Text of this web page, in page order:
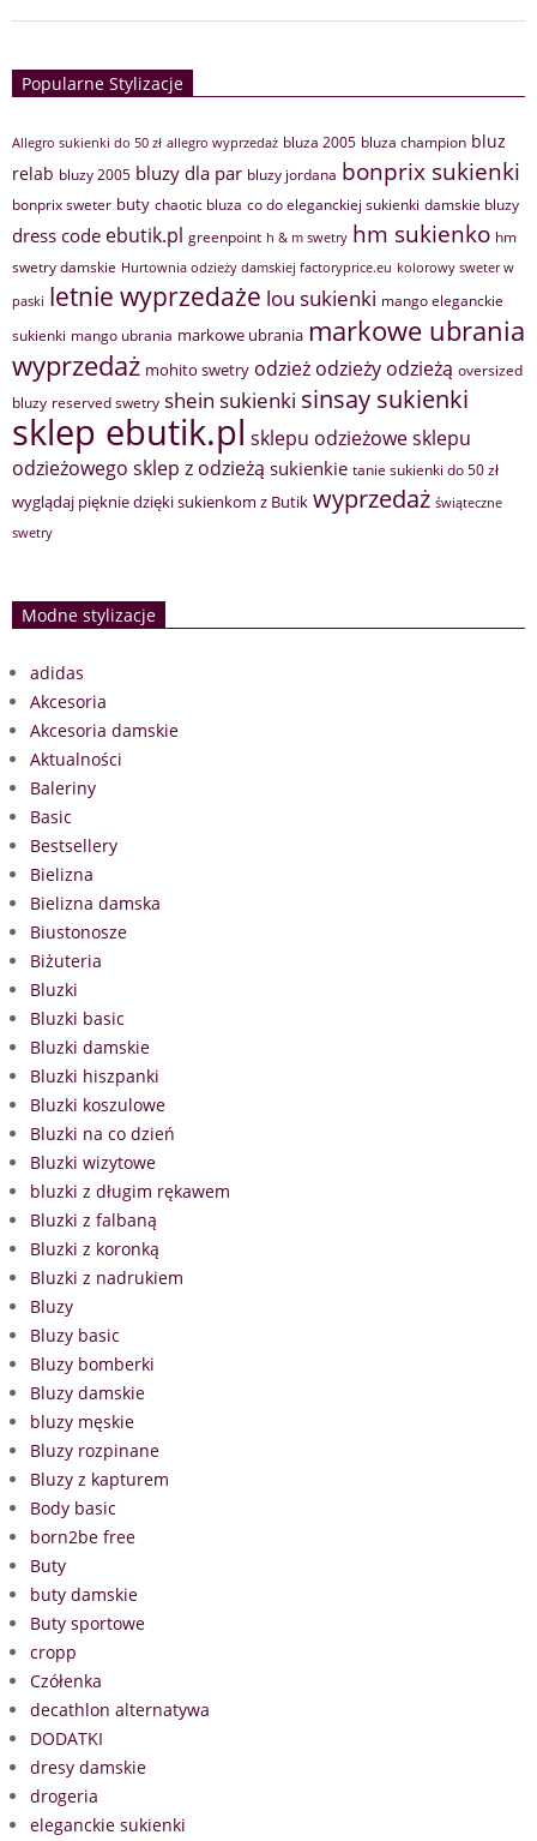
Popularne Stylizacje
Allegro sukienki do 50 zł allegro wyprzedaż bluza 2005 bluza champion bluz
relab bluzy 2005 bluzy dla par bluzy jordana bonprix sukienki
bonprix sweter buty chaotic bluza co do eleganckiej sukienki damskie bluzy
dress code ebutik.pl greenpoint h & m swetry hm sukienko hm
swetry damskie Hurtownia odzieży damskiej factoryprice.eu kolorowy sweter w
paski letnie wyprzedaże lou sukienki mango eleganckie
sukienki mango ubrania markowe ubrania markowe ubrania
wyprzedaż mohito swetry odzież odzieży odzieżą oversized
bluzy reserved swetry shein sukienki sinsay sukienki
sklep ebutik.pl sklepu odzieżowesklepu
odzieżowego sklep z odzieżą sukienkie tanie sukienki do 50 zł
wyglądaj pięknie dzięki sukienkom z Butik wyprzedaż świąteczne
swetry
Modne stylizacje
adidas
Akcesoria
Akcesoria damskie
Aktualności
Baleriny
Basic
Bestsellery
Bielizna
Bielizna damska
Biustonosze
Biżuteria
Bluzki
Bluzki basic
Bluzki damskie
Bluzki hiszpanki
Bluzki koszulowe
Bluzki na co dzień
Bluzki wizytowe
bluzki z długim rękawem
Bluzki z falbaną
Bluzki z koronką
Bluzki z nadrukiem
Bluzy
Bluzy basic
Bluzy bomberki
Bluzy damskie
bluzy męskie
Bluzy rozpinane
Bluzy z kapturem
Body basic
born2be free
Buty
buty damskie
Buty sportowe
cropp
Czółenka
decathlon alternatywa
DODATKI
dresy damskie
drogeria
eleganckie sukienki